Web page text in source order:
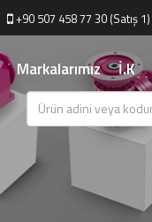
+90 507 458 77 30 (Satış 1)
Markalarımız İ.K